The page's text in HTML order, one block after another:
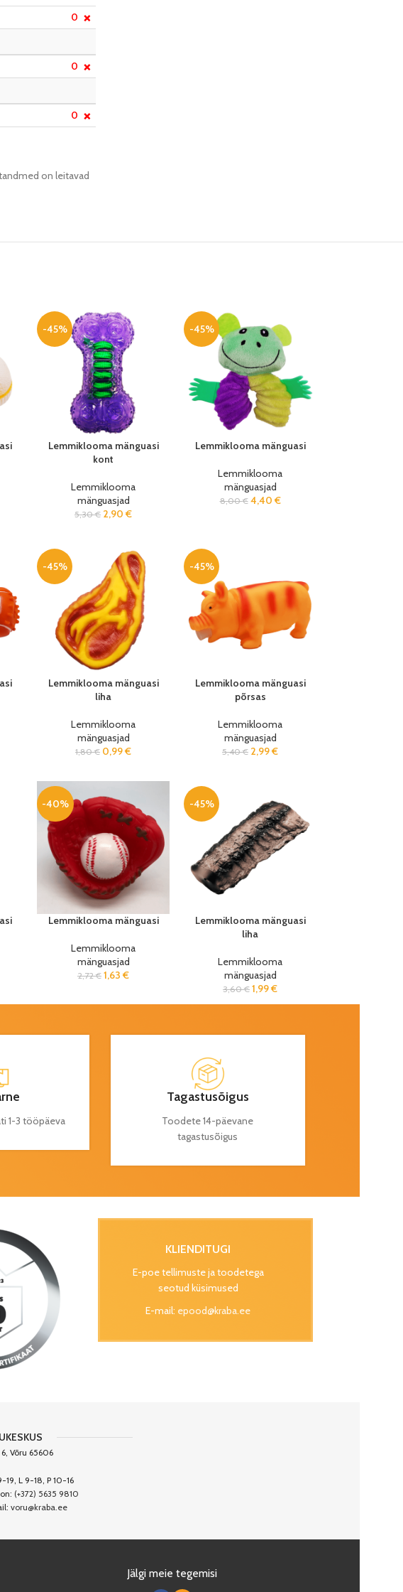
0 ❌
0 ❌
0 ❌
on leitavad
-45%
Lemmiklooma mänguasi
kont
Lemmiklooma
mänguasjad
5,30€ 2,90 €
-45%
Lemmiklooma mänguasi
Lemmiklooma
mänguasjad
8,00€ 4,40 €
-45%
Lemmiklooma mänguasi
liha
Lemmiklooma
mänguasjad
1,80€ 0,99€
-45%
Lemmiklooma mänguasi
põrsas
Lemmiklooma
mänguasjad
5,40€ 2,99€
-40%
Lemmiklooma mänguasi
Lemmiklooma
mänguasjad
2,72€ 1,63 €
-45%
Lemmiklooma mänguasi
liha
Lemmiklooma
mänguasjad
3,60€ 1,99€
1-3 tööpäeva
Tagastusõigus
Toodete 14-päevane
tagastusõigus
KLIENDITUGI
E-poe tellimuste ja toodetega
seotud küsimused
E-mail: epood@kraba.ee
Võru 65606
19, L 9-18, P 10-16
(+372) 5635 9810
voru@kraba.ee
Jälgi meie tegemisi